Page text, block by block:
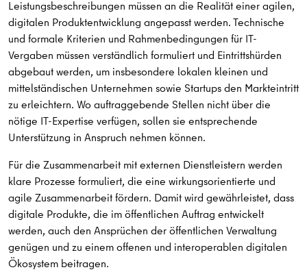
Leistungsbeschreibungen müssen an die Realität einer agilen,
digitalen Produktentwicklung angepasst werden. Technische
und formale Kriterien und Rahmenbedingungen für IT-
Vergaben müssen verständlich formuliert und Eintrittshürden
abgebaut werden, um insbesondere lokalen kleinen und
mittelständischen Unternehmen sowie Startups den Markteintritt
zu erleichtern. ​​Wo auftraggebende Stellen nicht über die
nötige IT-Expertise verfügen, sollen sie entsprechende
Unterstützung in Anspruch nehmen können.
Für die Zusammenarbeit mit externen Dienstleistern werden
klare Prozesse formuliert, die eine wirkungsorientierte und
agile Zusammenarbeit fördern. Damit wird gewährleistet, dass
digitale Produkte, die im öffentlichen Auftrag entwickelt
werden, auch den Ansprüchen der öffentlichen Verwaltung
genügen und zu einem offenen und interoperablen digitalen
Ökosystem beitragen.